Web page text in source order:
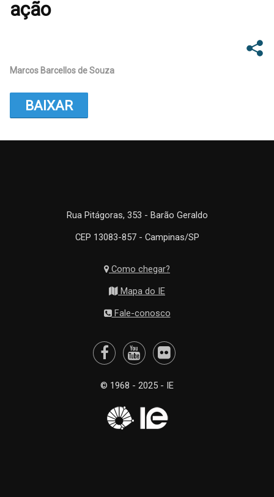
ação
Marcos Barcellos de Souza
BAIXAR
Rua Pitágoras, 353 - Barão Geraldo
CEP 13083-857 - Campinas/SP
Como chegar?
Mapa do IE
Fale-conosco
© 1968 - 2025 - IE